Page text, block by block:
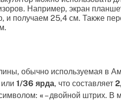
Например, экран
и получаем 25,4 см. Также
обычно используемая в
или 1/36 ярда, что составляет
« – двойной штрих. В